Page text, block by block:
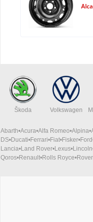
Škoda Volkswagen
Abarth Acura Alfa Romeo Alpina
DS Ducati Ferrari Fiat Fisker Ford
Lancia Land Rover Lexus Lincoln
Qoros Renault Rolls Royce Rover